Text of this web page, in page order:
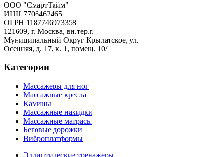
ООО "СмартТайм"
ИНН 7706462465
ОГРН 1187746973358
121609, г. Москва, вн.тер.г.
Муниципальный Округ Крылатское, ул.
Осенняя, д. 17, к. 1, помещ. 10/1
Категории
Массажеры для ног
Массажные кресла
Камины
Массажные накидки
Массажные матрасы
Беговые дорожки
Виброплатформы
Эллиптические тренажеры